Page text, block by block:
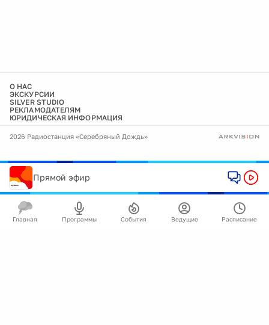
О НАС
ЭКСКУРСИИ
SILVER STUDIO
РЕКЛАМОДАТЕЛЯМ
ЮРИДИЧЕСКАЯ ИНФОРМАЦИЯ
2026 Радиостанция «Серебряный Дождь»
Прямой эфир
Главная Программы События Ведущие Расписание